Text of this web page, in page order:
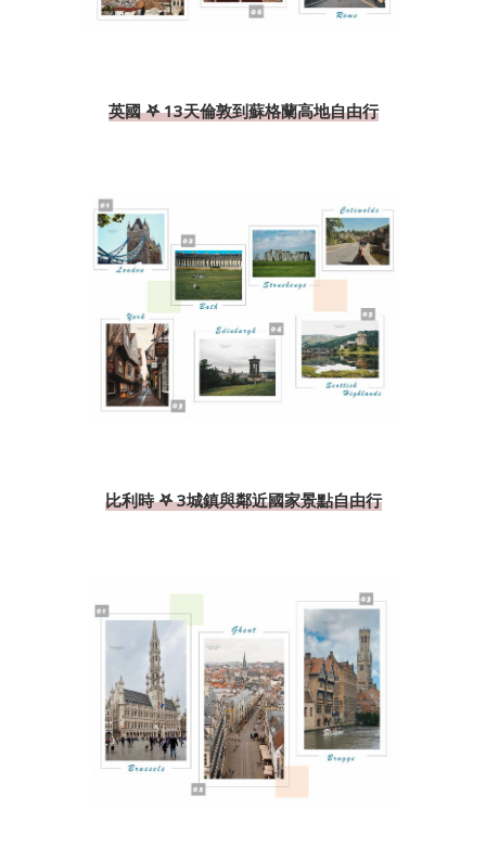
英國 𖤐 13天倫敦到蘇格蘭高地自由行
比利時 𖤐 3城鎮與鄰近國家景點自由行